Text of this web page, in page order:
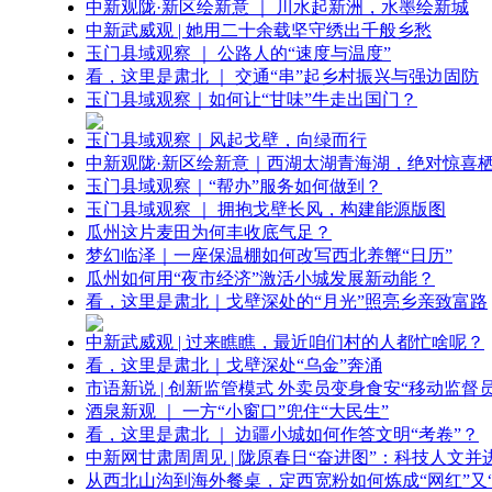
中新观陇·新区绘新意 ｜ 川水起新洲，水墨绘新城
中新武威观 | 她用二十余载坚守绣出千般乡愁
玉门县域观察 ｜ 公路人的“速度与温度”
看，这里是肃北 ｜ 交通“串”起乡村振兴与强边固防
玉门县域观察｜如何让“甘味”牛走出国门？
玉门县域观察｜风起戈壁，向绿而行
中新观陇·新区绘新意｜西湖太湖青海湖，绝对惊喜
玉门县域观察｜“帮办”服务如何做到？
玉门县域观察 ｜ 拥抱戈壁长风，构建能源版图
瓜州这片麦田为何丰收底气足？
梦幻临泽｜一座保温棚如何改写西北养蟹“日历”
瓜州如何用“夜市经济”激活小城发展新动能？
看，这里是肃北｜戈壁深处的“月光”照亮乡亲致富路
中新武威观 | 过来瞧瞧，最近咱们村的人都忙啥呢？
看，这里是肃北｜戈壁深处“乌金”奔涌
市语新说 | 创新监管模式 外卖员变身食安“移动监督
酒泉新观 ｜ 一方“小窗口”兜住“大民生”
看，这里是肃北 ｜ 边疆小城如何作答文明“考卷”？
中新网甘肃周周见 | 陇原春日“奋进图”：科技人文并
从西北山沟到海外餐桌，定西宽粉如何炼成“网红”又